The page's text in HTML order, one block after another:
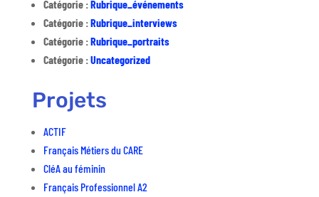
Catégorie :Rubrique_événements
Catégorie :Rubrique_interviews
Catégorie :Rubrique_portraits
Catégorie :Uncategorized
Projets
ACTIF
Français Métiers du CARE
CléA au féminin
Français Professionnel A2